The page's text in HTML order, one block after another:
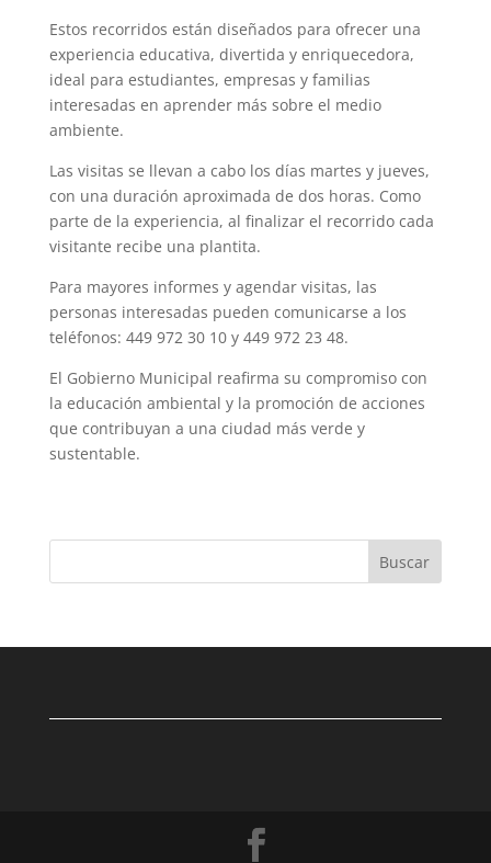
Estos recorridos están diseñados para ofrecer una
experiencia educativa, divertida y enriquecedora,
ideal para estudiantes, empresas y familias
interesadas en aprender más sobre el medio
ambiente.
Las visitas se llevan a cabo los días martes y jueves,
con una duración aproximada de dos horas. Como
parte de la experiencia, al finalizar el recorrido cada
visitante recibe una plantita.
Para mayores informes y agendar visitas, las
personas interesadas pueden comunicarse a los
teléfonos: 449 972 30 10 y 449 972 23 48.
El Gobierno Municipal reafirma su compromiso con
la educación ambiental y la promoción de acciones
que contribuyan a una ciudad más verde y
sustentable.
Buscar